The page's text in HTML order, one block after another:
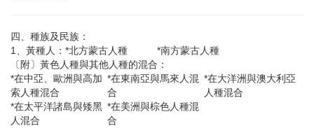
四、種族及民族：
1、黃種人：*北方蒙古人種 *南方蒙古人種
〔附〕黃色人種與其他人種的混合：
*在中亞、歐洲與高加
索人種混合
*在太平洋諸島與矮黑
人混合
*在東南亞與馬來人混
合
*在美洲與棕色人種混
合
*在大洋洲與澳大利亞
人種混合